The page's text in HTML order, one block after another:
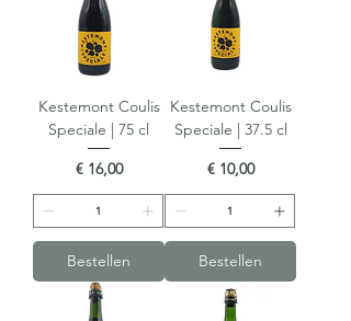
Kestemont Coulis
Speciale | 75 cl
Prijs
€ 16,00
Bestellen
Kestemont Coulis
Speciale | 37.5 cl
Prijs
€ 10,00
Bestellen